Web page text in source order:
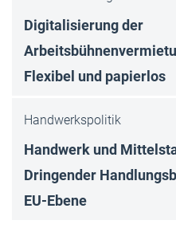
Digitalisierung der
Flexibel und papierlos
Handwerkspolitik
Handwerk und
Dringender
EU-Ebene